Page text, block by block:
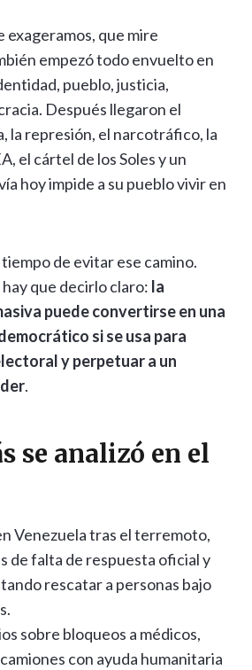
exageramos, que mire
empezó todo envuelto en
pueblo, justicia,
Después llegaron el
la represión, el narcotráfico, la
el cártel de los Soles y un
hoy impide a su pueblo vivir en
tiempo de evitar ese camino.
que decirlo claro: la
puede convertirse en una
si se usa para
y perpetuar a un
.
se analizó en el
Venezuela tras el terremoto,
de falta de respuesta oficial y
rescatar a personas bajo
sobre bloqueos a médicos,
con ayuda humanitaria